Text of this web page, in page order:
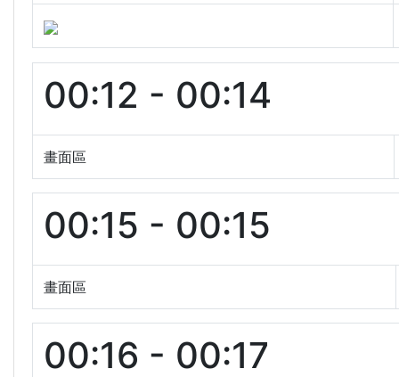
00:12 - 00:14
畫面區
00:15 - 00:15
畫面區
00:16 - 00:17